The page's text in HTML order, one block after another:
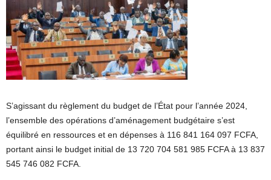
S’agissant du règlement du budget de l’État pour l’année 2024,
l’ensemble des opérations d’aménagement budgétaire s’est
équilibré en ressources et en dépenses à 116 841 164 097 FCFA,
portant ainsi le budget initial de 13 720 704 581 985 FCFA à 13 837
545 746 082 FCFA.